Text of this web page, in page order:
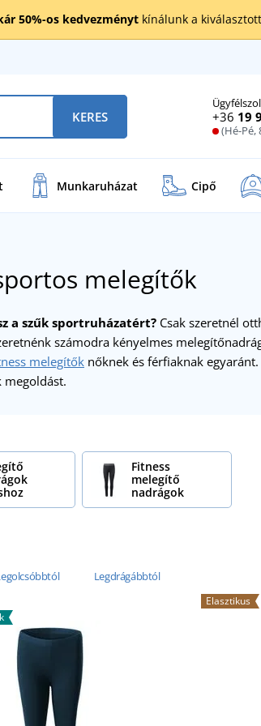
50%-os kedvezményt kínálunk a kiválasztott
+36 19
(Hé-Pé,
KERES
Munkaruházat Cipő
melegítők
a szűk sportruházatért? Csak szeretnél
számodra kényelmes
melegítők nőknek és férfiaknak
megoldást.
Fitness
melegítő
nadrágok
Legdrágábbtól
Elasztikus